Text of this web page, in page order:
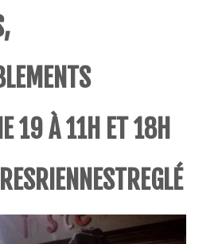
19 À 11H ET 18H